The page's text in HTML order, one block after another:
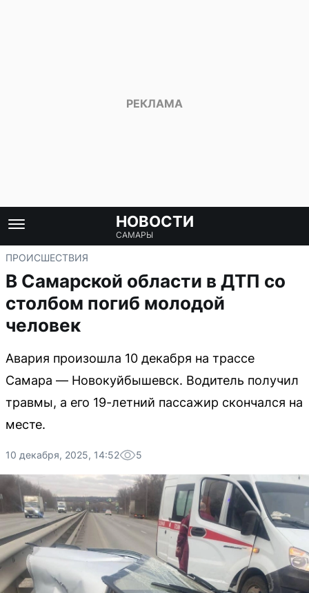
НОВОСТИ
САМАРЫ
ПРОИСШЕСТВИЯ
В Самарской области в ДТП со
столбом погиб молодой
человек
Авария произошла 10 декабря на трассе
Самара — Новокуйбышевск. Водитель получил
травмы, а его 19-летний пассажир скончался на
месте.
10 декабря, 2025, 14:52 5